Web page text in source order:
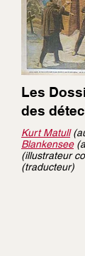
Les
des
Kurt Matull
Blankensee
(illustrateur
(traducteur)